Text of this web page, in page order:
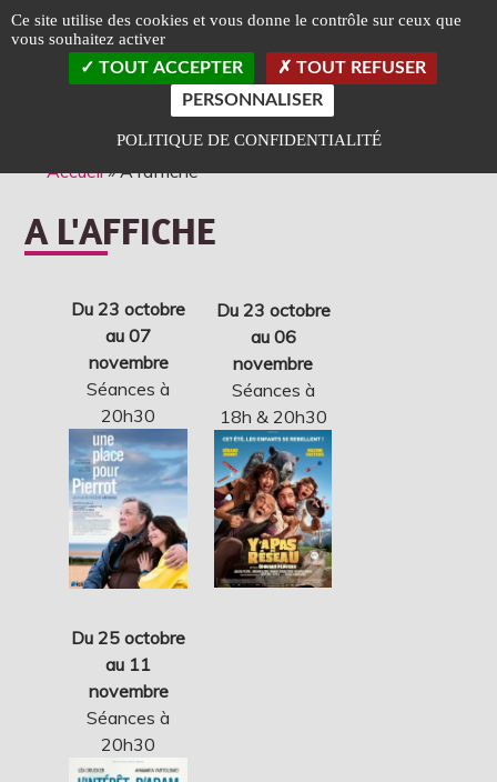
Classé Art et Essai
Label Jeune Public
Accueil»A l’affiche
A L'AFFICHE
Du 23 octobre
au 07
novembre
Séances à
20h30
Du 23 octobre
au 06
novembre
Séances à
18h & 20h30
Du 25 octobre
au 11
novembre
Séances à
20h30
Panneau de gestion des cookies
Ce site utilise des cookies et vous donne le contrôle sur ceux que
vous souhaitez activer
TOUT ACCEPTER
TOUT REFUSER
PERSONNALISER
POLITIQUE DE CONFIDENTIALITÉ